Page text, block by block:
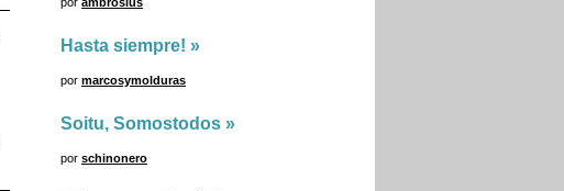
por ambrosius
Hasta siempre! »
por marcosymolduras
Soitu, Somostodos »
por schinonero